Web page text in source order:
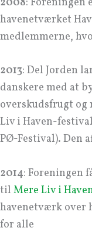
havenetværket
medlemmerne,
2013: Del Jorden
danskere med at
overskudsfrugt og
Liv i Haven-
PØ-Festival). Den
2014: Foreningen
til Mere Liv i
havenetværk over
for alle